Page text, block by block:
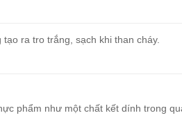
ra tro trắng, sạch khi than cháy.
phẩm như một chất kết dính trong